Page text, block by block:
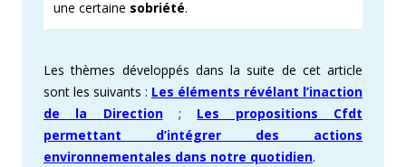
une certaine sobriété.
Les thèmes développés dans la suite de cet article
sont les suivants : Les éléments révélant l’inaction
de la Direction; Les propositions Cfdt
permettant d’intégrer des actions
environnementales dans notre quotidien.